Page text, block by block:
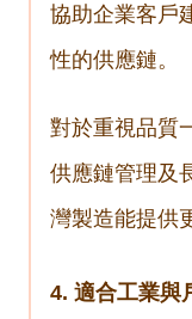
協助企業客戶
性的供應鏈。
對於重視品質
供應鏈管理及
灣製造能提供
4. 適合工業與